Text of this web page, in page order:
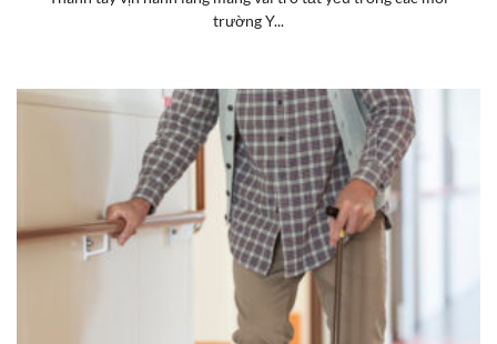
trường Y...